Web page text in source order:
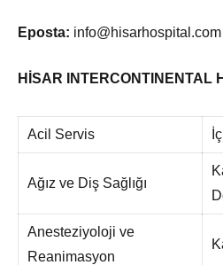
Eposta: info@hisarhospital.com
HİSAR INTERCONTINENTAL
Acil Servis
Ağız ve Diş Sağlığı
Anesteziyoloji ve
Reanimasyon